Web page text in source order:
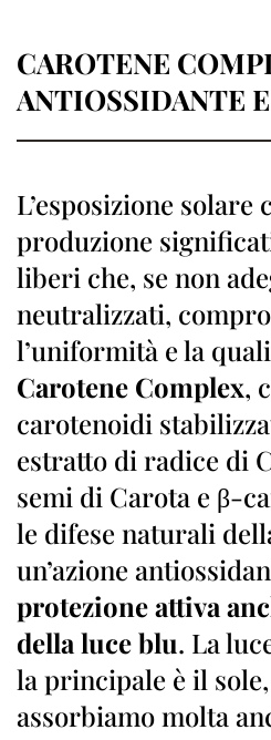
CAROTENE
ANTIOSSIDANTE
L’esposizione solare
produzione
liberi che, se non
neutralizzati,
l’uniformità e la
Carotene Complex,
carotenoidi
estratto di radice di
semi di Carota e β-
le difese naturali
un’azione
protezione attiva
della luce blu. La
la principale è il
assorbiamo molta